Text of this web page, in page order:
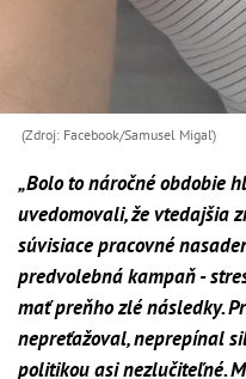
(Zdroj: Facebook/Samusel Migaľ)
„Bolo to náročné obdobie
uvedomovali, že vtedajšia
súvisiace pracovné
predvolebná kampaň -
mať preňho zlé následky.
nepreťažoval, neprepínal
politikou asi nezlučiteľné.